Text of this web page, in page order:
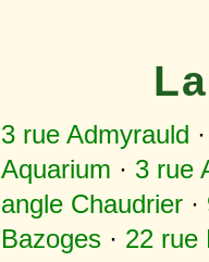
3 rue Admyrauld
Aquarium · 3 rue
angle Chaudrier·
Bazoges· 22 rue